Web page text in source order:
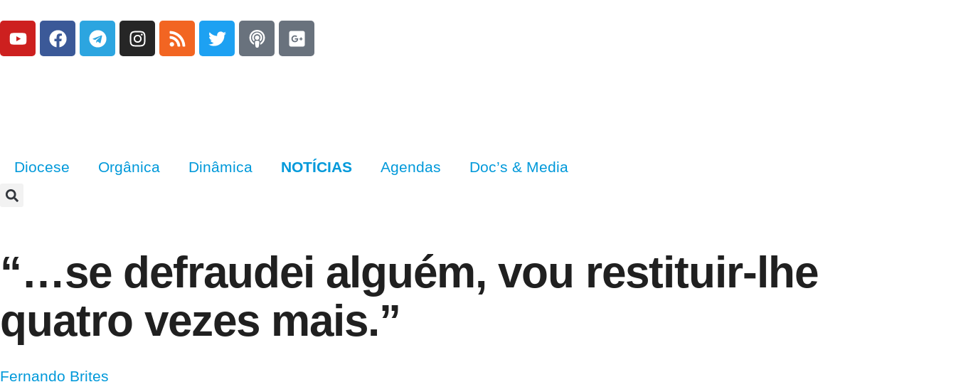
Diocese Orgânica Dinâmica NOTÍCIAS Agendas Doc’s & Media
“…se defraudei alguém, vou restituir-lhe
quatro vezes mais.”
Fernando Brites